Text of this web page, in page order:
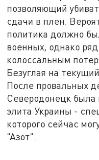
позволяющий
сдачи в плен.
политика должно
военных, однако
колоссальным
Безуглая на
После провальных
Северодонецк была
элита Украины -
которого сейчас
"Азот".